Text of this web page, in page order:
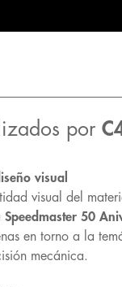
por
visual
visual del
Speedmaster 50
en torno a la
mecánica.